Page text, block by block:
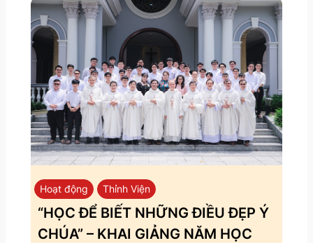
Hoạt động Thỉnh Viện
“HỌC ĐỂ BIẾT NHỮNG ĐIỀU ĐẸP Ý
CHÚA” – KHAI GIẢNG NĂM HỌC